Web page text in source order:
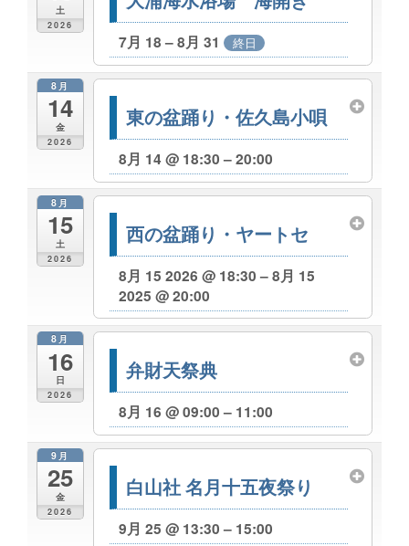
土
2026
7月 18 – 8月 31 終日
8月
14
金
2026
東の盆踊り・佐久島小唄
8月 14 @ 18:30 – 20:00
8月
15
土
2026
西の盆踊り・ヤートセ
8月 15 2026 @ 18:30 – 8月 15
2025 @ 20:00
8月
16
日
2026
弁財天祭典
8月 16 @ 09:00 – 11:00
9月
25
金
2026
白山社 名月十五夜祭り
9月 25 @ 13:30 – 15:00